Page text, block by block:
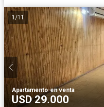
1 /11
Apartamento·en venta
USD 29.000